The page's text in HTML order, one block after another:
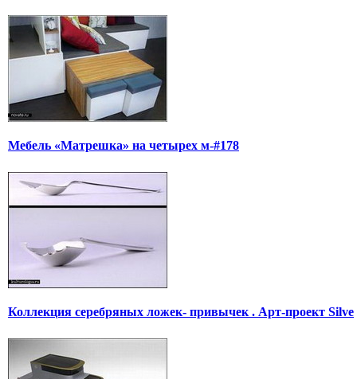
Мебель «Матрешка» на четырех м-#178
Коллекция серебряных ложек- привычек . Арт-проект Silve